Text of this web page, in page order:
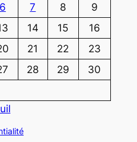
6 7 8
9
14 15
16
21 22
23
28 29
30